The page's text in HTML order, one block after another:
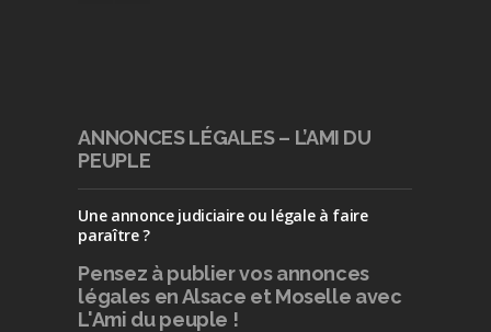
ANNONCES LÉGALES – L’AMI DU
PEUPLE
Une annonce judiciaire ou légale à faire
paraître ?
Pensez à publiervos annonces
légales en Alsace et Moselle avec
L'Ami du peuple !